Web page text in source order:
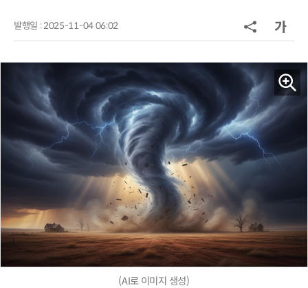
발행일 : 2025-11-04 06:02
(AI로 이미지 생성)